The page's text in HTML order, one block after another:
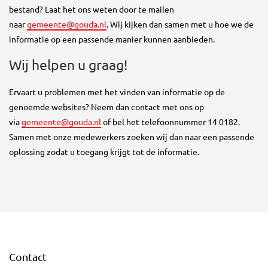
bestand? Laat het ons weten door te mailen
naargemeente@gouda.nl. Wij kijken dan samen met u hoe we de
informatie op een passende manier kunnen aanbieden.
Wij helpen u graag!
Ervaart u problemen met het vinden van informatie op de
genoemde websites? Neem dan contact met ons op
viagemeente@gouda.nl of bel het telefoonnummer 14 0182.
Samen met onze medewerkers zoeken wij dan naar een passende
oplossing zodat u toegang krijgt tot de informatie.
Contact